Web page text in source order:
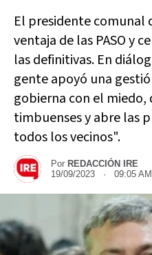
El presidente comunal
ventaja de las PASO y
las definitivas. En
gente apoyó una
gobierna con el
timbuenses y abre las
todos los vecinos".
Por REDACCIÓN IRE
19/09/2023 · 09:05 AM